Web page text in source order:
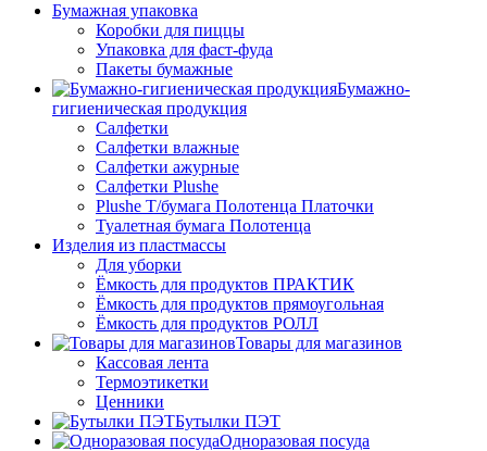
Бумажная упаковка
Коробки для пиццы
Упаковка для фаст-фуда
Пакеты бумажные
Бумажно-
гигиеническая продукция
Салфетки
Салфетки влажные
Салфетки ажурные
Салфетки Plushe
Plushe Т/бумага Полотенца Платочки
Туалетная бумага Полотенца
Изделия из пластмассы
Для уборки
Ёмкость для продуктов ПРАКТИК
Ёмкость для продуктов прямоугольная
Ёмкость для продуктов РОЛЛ
Товары для магазинов
Кассовая лента
Термоэтикетки
Ценники
Бутылки ПЭТ
Одноразовая посуда